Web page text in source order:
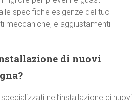
specifiche esigenze del tuo
meccaniche, e aggiustamenti
di nuovi
nell’installazione di nuovi